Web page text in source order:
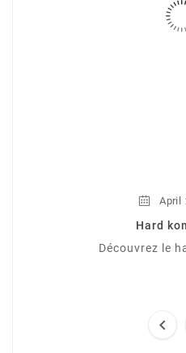
April
Hard
Découvrez le
